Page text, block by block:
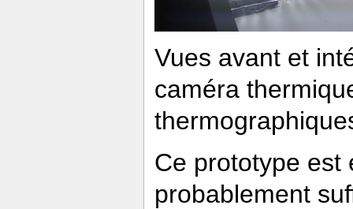
Vues avant et
caméra
Ce prototype est
probablement